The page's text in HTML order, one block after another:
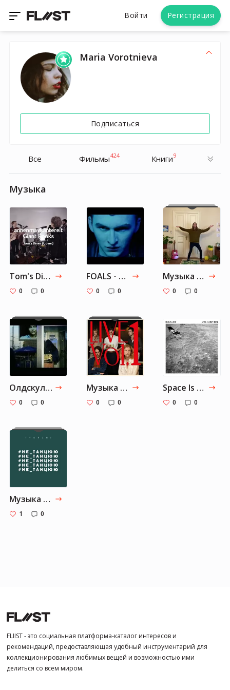
Войти Регистрация
Maria Vorotnieva
Подписаться
Все Фильмы424 Книги9
Музыка
Tom's Diner (Cover) - AnnenMayKantereit x Giant Rooks
0 0
FOALS - Exits [Official Music Video]
0 0
Музыка от Maria-vorotnieva: Часть 4
0 0
Олдскул, который всегда в сердечке
0 0
Музыка от Maria-vorotnieva: Часть 2
0 0
Space Is Only Noise If You Can See — Nicolas Jaar
0 0
Музыка от Maria-vorotnieva: Часть 1
1 0
FLIIST - это социальная платформа-каталог интересов и
рекомендаций, предоставляющая удобный инструментарий для
коллекционирования любимых вещей и возможностью ими
делиться со всем миром.